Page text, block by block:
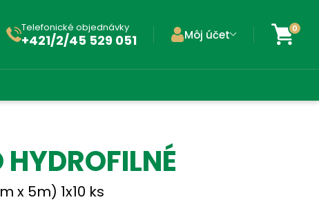
Telefonické objednávky
+421/2/45 529 051 Môj účet 0
x 5m) 1x10 ks